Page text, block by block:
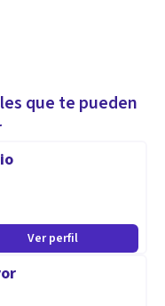
con otras corrientes y
que te pueden
Ver perfil